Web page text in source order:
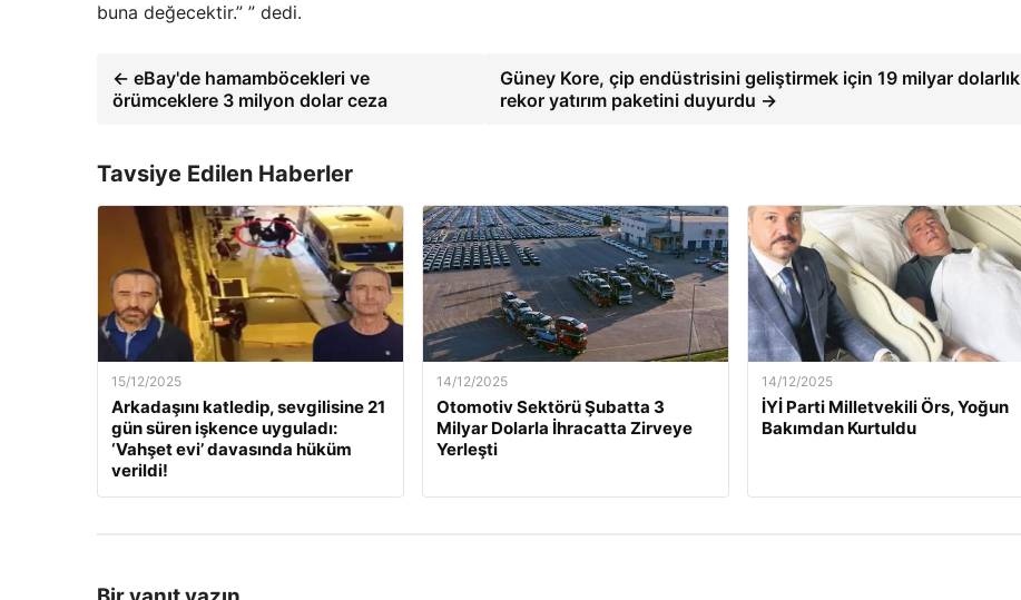
buna değecektir.” ” dedi.
← eBay'de hamamböcekleri ve
örümceklere 3 milyon dolar ceza
Güney Kore, çip endüstrisini geliştirmek için 19 milyar dolarlık
rekor yatırım paketini duyurdu →
Tavsiye Edilen Haberler
15/12/2025
Arkadaşını katledip, sevgilisine 21
gün süren işkence uyguladı:
‘Vahşet evi’ davasında hüküm
verildi!
14/12/2025
Otomotiv Sektörü Şubatta 3
Milyar Dolarla İhracatta Zirveye
Yerleşti
14/12/2025
İYİ Parti Milletvekili Örs, Yoğun
Bakımdan Kurtuldu